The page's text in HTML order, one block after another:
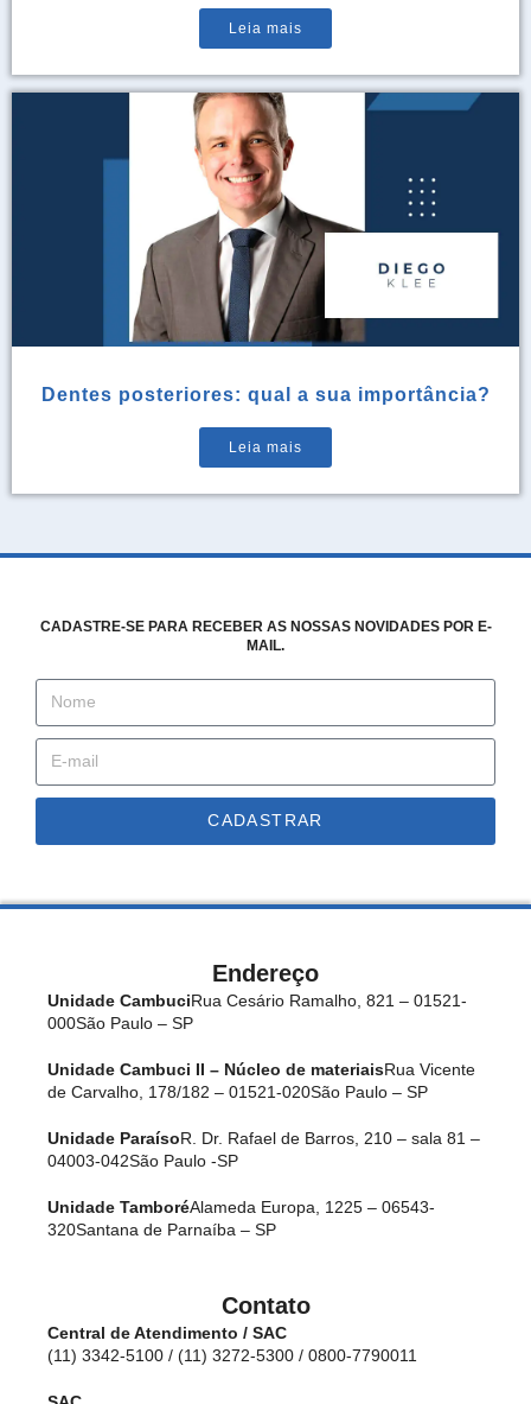
Leia mais
Dentes posteriores: qual a sua importância?
Leia mais
CADASTRE-SE PARA RECEBER AS NOSSAS NOVIDADES POR E-
MAIL.
CADASTRAR
Endereço
Unidade CambuciRua Cesário Ramalho, 821 – 01521-
000São Paulo – SP
Unidade Cambuci II – Núcleo de materiaisRua Vicente
de Carvalho, 178/182 – 01521-020São Paulo – SP
Unidade ParaísoR. Dr. Rafael de Barros, 210 – sala 81 –
04003-042São Paulo -SP
Unidade TamboréAlameda Europa, 1225 – 06543-
320Santana de Parnaíba – SP
Contato
Central de Atendimento / SAC
(11) 3342-5100 / (11) 3272-5300 / 0800-7790011